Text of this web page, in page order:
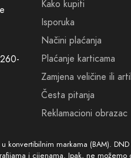
parfemi donesu
P.S. Pogledajte naše
Kako kupiti
Isporuka
Načini plaćanja
Plaćanje karticama
Zamjena veličine ili
Česta pitanja
Reklamacioni obrazac
konvertibilnim markama (BAM).
i cijenama. Ipak, ne možemo